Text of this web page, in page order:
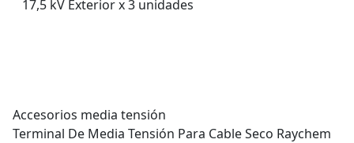
Accesorios media tensión
Terminal De Media Tensión Para Cable Seco Raychem